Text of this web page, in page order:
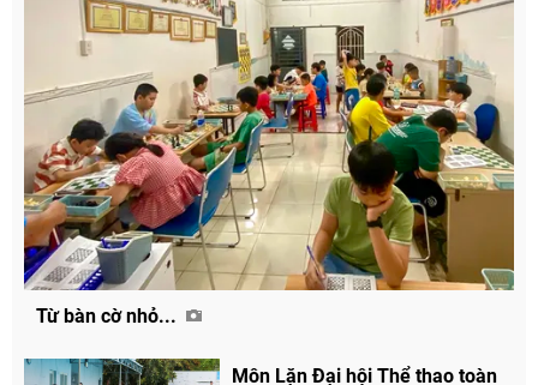
Từ bàn cờ nhỏ...
Môn Lặn Đại hội Thể thao toàn